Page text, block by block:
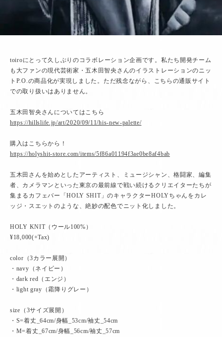
toiroにとって久しぶりのコラボレーション企画です。私たち開発チーム
も大ファンの現代芸術家・五木田智央さんのイラストレーションのニッ
トP.O.の商品化が実現しました。ただ残念ながら、こちらの通販サイト
での取り扱いはありません。
五木田智央さんについてはこちら
https://hillslife.jp/art/2020/09/11/his-new-palette/
購入はこちらから！
https://holyshit-store.com/items/5f86a01194f3ae0be8af4bab
五木田さんを始めとしたアーティスト、ミュージシャン、格闘家、編集
者、カメラマンといった東京の最前線で戦い続けるクリエイターたちが
集まるカフェバー「HOLY SHIT」のキャラクターHOLYちゃんをカレ
ッジ・スエットのような、絶妙の配色でニット化しました。
HOLY KNIT（ウール100%）
¥18,000(+Tax)
color（3カラー展開）
・navy（ネイビー）
・dark red（エンジ）
・light gray（霜降りグレー）
size（3サイズ展開）
・S=着丈_64cm/身幅_53cm/袖丈_54cm
・M=着丈_67cm/身幅_56cm/袖丈_57cm